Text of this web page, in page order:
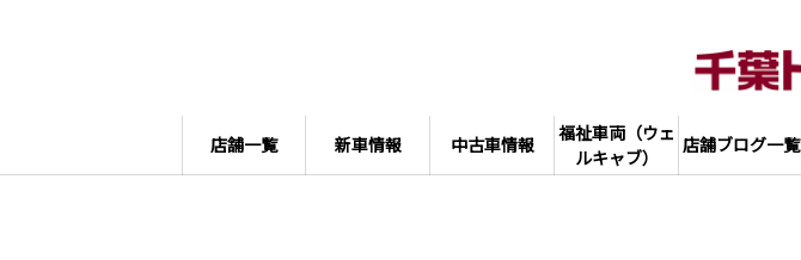
店舗一覧 新車情報 中古車情報
福祉車両（ウェ
ルキャブ）
店舗ブログ一覧